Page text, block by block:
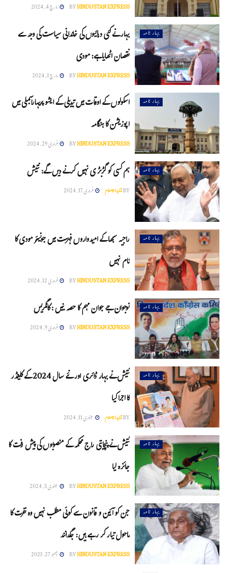
BYHINDUSTAN EXPRESS مارچ 4, 2024
بہار نامہ
بہار نے کئی دہائیوں کی خاندانی سیاست کی وجہ سے
نقصان اٹھایا ہے: مودی
BYHINDUSTAN EXPRESS مارچ 3, 2024
بہار نامہ
اسکولوں کے اوقات میں تبدیلی کے ایشو پربہاراسمبلی میں
اپوزیشن کا ہنگامہ
BYHINDUSTAN EXPRESS فروری 29, 2024
بہار نامہ ہم کسی کو گڑبڑ ی نہیں کرنے دیں گے: نتیش
BYشاہدالاسلام فروری 17, 2024
بہار نامہ
راجیہ سبھا کے امیدواروں فہرست میں جونیئر مودی کا
نام نہیں
BYHINDUSTAN EXPRESS فروری 12, 2024
بہار نامہ نوجوان جے جوان مہم کا حصہ بنیں : کانگریس
BYHINDUSTAN EXPRESS فروری 9, 2024
بہار نامہ
نتیش نے بہار ڈائری اور نئے سال 2024 کے کلینڈر
کا اجرا کیا
BYشاہدالاسلام جنوری 11, 2024
بہار نامہ
نتیش نے پنچایتی راج محکمہ کے منصوبوں کی پیش رفت کا
جائزہ لیا
BYHINDUSTAN EXPRESS جنوری 5, 2024
بہار نامہ
جن کو آئین و قانون سے کوئی مطلب نہیں وہ نفرت کا
ماحول تیار کر رہے ہیں: جگدانند
BYHINDUSTAN EXPRESS دسمبر 27, 2023